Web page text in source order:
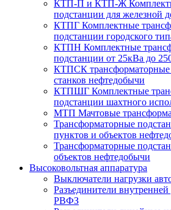
КТП-П и КТП-Ж
подстанции для железной
КТПГ Комплектные
подстанции городского
КТПН Комплектные
подстанции от 25кВа до
КТПСК трансформаторные
станков нефтедобычи
КТПШГ Комплектные
подстанции шахтного
МТП Мачтовые
Трансформаторные
пунктов и объектов
Трансформаторные
объектов нефтедобычи
Высоковольтная аппаратура
Выключатели нагрузки
Разъединители
РВФЗ